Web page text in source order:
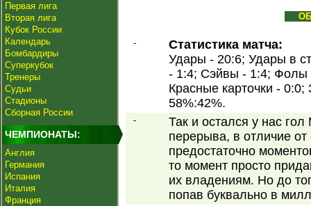
Первая лига
Вторая лига
Кубок России
Календарь
Бомбардиры
Суперкубок
Тренеры
Судьи
Стадионы
Сборная России
ЧЕМПИОНАТЫ:
Англия
Германия
Испания
Италия
Франция
-
Статистика матча:
Удары - 20:6; Удары в
- 1:4; Сэйвы - 1:4; Фолы
Красные карточки -
58%:42%.
-
Так и остался у нас
перерыва, в отличие от
предостаточно
то момент просто
их владениям. Но до
попав буквально в